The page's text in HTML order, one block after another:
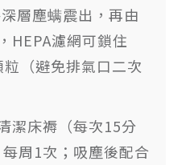
層塵螨震出，再由
HEPA濾網可鎖住
（避免排氣口二次
潔床褥（每次15分
周1次；吸塵後配合